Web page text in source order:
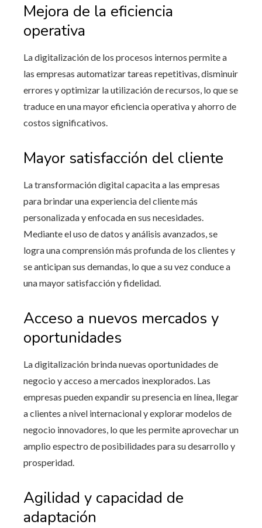
Mejora de la eficiencia
operativa
La digitalización de los procesos internos permite a
las empresas automatizar tareas repetitivas, disminuir
errores y optimizar la utilización de recursos, lo que se
traduce en una mayor eficiencia operativa y ahorro de
costos significativos.
Mayor satisfacción del cliente
La transformación digital capacita a las empresas
para brindar una experiencia del cliente más
personalizada y enfocada en sus necesidades.
Mediante el uso de datos y análisis avanzados, se
logra una comprensión más profunda de los clientes y
se anticipan sus demandas, lo que a su vez conduce a
una mayor satisfacción y fidelidad.
Acceso a nuevos mercados y
oportunidades
La digitalización brinda nuevas oportunidades de
negocio y acceso a mercados inexplorados. Las
empresas pueden expandir su presencia en línea, llegar
a clientes a nivel internacional y explorar modelos de
negocio innovadores, lo que les permite aprovechar un
amplio espectro de posibilidades para su desarrollo y
prosperidad.
Agilidad y capacidad de
adaptación